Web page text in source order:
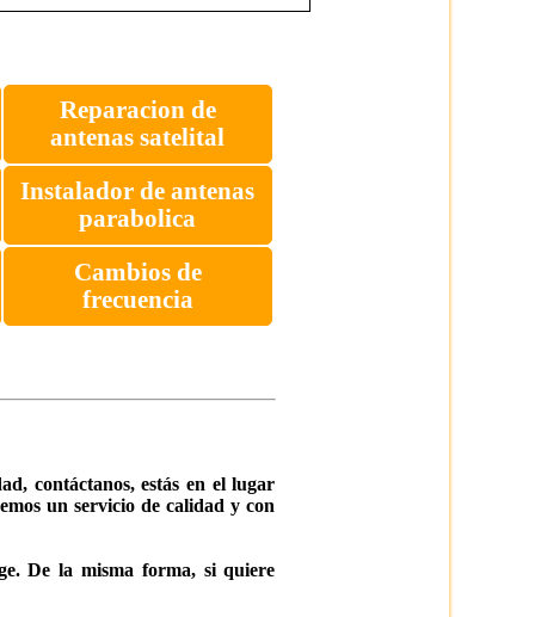
Reparacion de
antenas satelital
Instalador de antenas
parabolica
Cambios de
frecuencia
contáctanos, estás en el lugar
un servicio de calidad y con
De la misma forma, si quiere